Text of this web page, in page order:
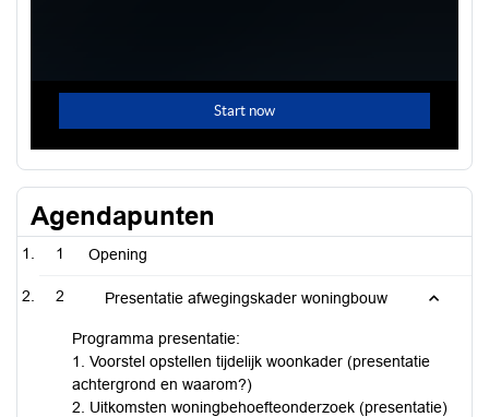
Agendapunten
1 Opening
2 Presentatie afwegingskader woningbouw
Programma presentatie:
1. Voorstel opstellen tijdelijk woonkader (presentatie
achtergrond en waarom?)
2. Uitkomsten woningbehoefteonderzoek (presentatie)